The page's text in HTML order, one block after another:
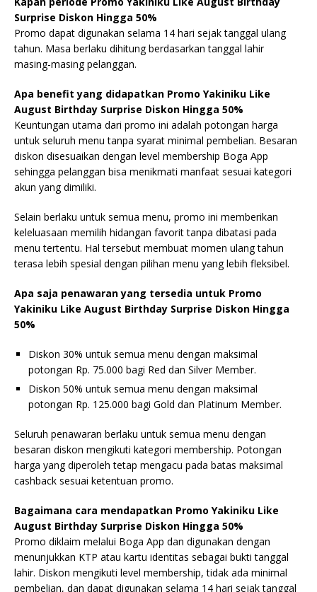
Surprise Diskon Hingga 50%
Promo dapat digunakan selama 14 hari sejak tanggal ulang
tahun. Masa berlaku dihitung berdasarkan tanggal lahir
masing-masing pelanggan.
Apa benefit yang didapatkan Promo Yakiniku Like
August Birthday Surprise Diskon Hingga 50%
Keuntungan utama dari promo ini adalah potongan harga
untuk seluruh menu tanpa syarat minimal pembelian. Besaran
diskon disesuaikan dengan level membership Boga App
sehingga pelanggan bisa menikmati manfaat sesuai kategori
akun yang dimiliki.
Selain berlaku untuk semua menu, promo ini memberikan
keleluasaan memilih hidangan favorit tanpa dibatasi pada
menu tertentu. Hal tersebut membuat momen ulang tahun
terasa lebih spesial dengan pilihan menu yang lebih fleksibel.
Apa saja penawaran yang tersedia untuk Promo
Yakiniku Like August Birthday Surprise Diskon Hingga
50%
Diskon 30% untuk semua menu dengan maksimal
potongan Rp. 75.000 bagi Red dan Silver Member.
Diskon 50% untuk semua menu dengan maksimal
potongan Rp. 125.000 bagi Gold dan Platinum Member.
Seluruh penawaran berlaku untuk semua menu dengan
besaran diskon mengikuti kategori membership. Potongan
harga yang diperoleh tetap mengacu pada batas maksimal
cashback sesuai ketentuan promo.
Bagaimana cara mendapatkan Promo Yakiniku Like
August Birthday Surprise Diskon Hingga 50%
Promo diklaim melalui Boga App dan digunakan dengan
menunjukkan KTP atau kartu identitas sebagai bukti tanggal
lahir. Diskon mengikuti level membership, tidak ada minimal
pembelian, dan dapat digunakan selama 14 hari sejak tanggal